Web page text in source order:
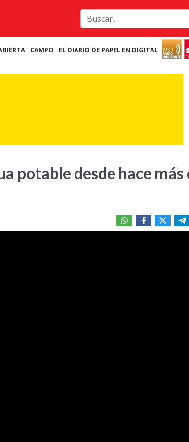
CAMPO EL DIARIO DE PAPEL EN DIGITAL
potable desde hace más